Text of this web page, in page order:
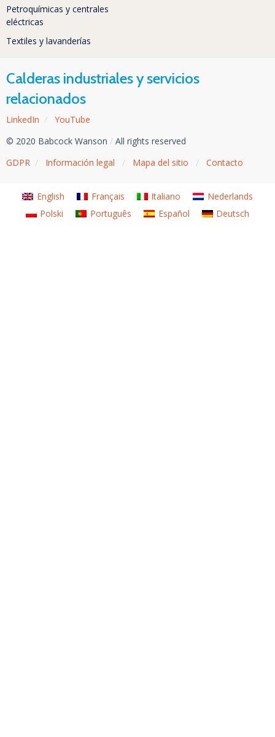
Petroquímicas y centrales
eléctricas
Textiles y lavanderías
Calderas industriales y servicios
relacionados
LinkedIn /
YouTube
© 2020 Babcock Wanson / All rights reserved
GDPR / Información legal / Mapa del sitio / Contacto
English Français Italiano
Nederlands
Polski
Português Español Deutsch